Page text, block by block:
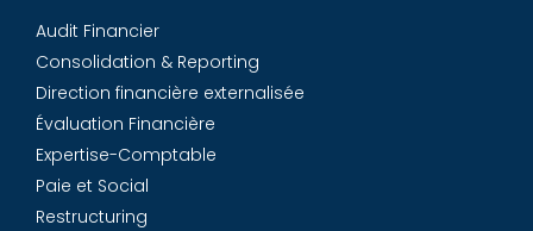
Audit Financier
Consolidation & Reporting
Direction financière externalisée
Évaluation Financière
Expertise-Comptable
Paie et Social
Restructuring